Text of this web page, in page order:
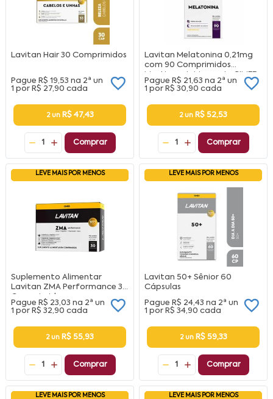
Lavitan Hair 30 Comprimidos
Pague R$ 19,53 na 2ª un
1 por R$ 27,90 cada
2 un R$ 47,43
1 Comprar
Lavitan Melatonina 0,21mg
com 90 Comprimidos
Mastigaveis Maracuja CIMED
Pague R$ 21,63 na 2ª un
1 por R$ 30,90 cada
2 un R$ 52,53
1 Comprar
LEVE MAIS POR MENOS
Suplemento Alimentar
Lavitan ZMA Performance 30
Comprimidos
Pague R$ 23,03 na 2ª un
1 por R$ 32,90 cada
2 un R$ 55,93
1 Comprar
LEVE MAIS POR MENOS
Lavitan 50+ Sênior 60
Cápsulas
Pague R$ 24,43 na 2ª un
1 por R$ 34,90 cada
2 un R$ 59,33
1 Comprar
LEVE MAIS POR MENOS LEVE MAIS POR MENOS